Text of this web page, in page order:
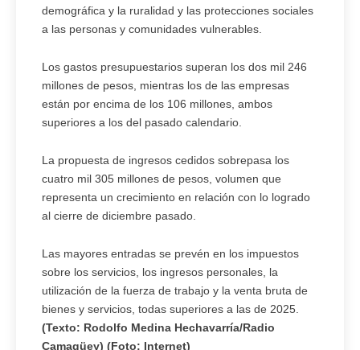
demográfica y la ruralidad y las protecciones sociales
a las personas y comunidades vulnerables.
Los gastos presupuestarios superan los dos mil 246
millones de pesos, mientras los de las empresas
están por encima de los 106 millones, ambos
superiores a los del pasado calendario.
La propuesta de ingresos cedidos sobrepasa los
cuatro mil 305 millones de pesos, volumen que
representa un crecimiento en relación con lo logrado
al cierre de diciembre pasado.
Las mayores entradas se prevén en los impuestos
sobre los servicios, los ingresos personales, la
utilización de la fuerza de trabajo y la venta bruta de
bienes y servicios, todas superiores a las de 2025.
(Texto: Rodolfo Medina Hechavarría/Radio
Camagüey) (Foto: Internet)